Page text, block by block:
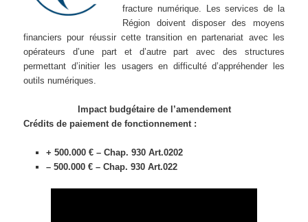
fracture numérique. Les services de la
Région doivent disposer des moyens
financiers pour réussir cette transition en partenariat avec les
opérateurs d’une part et d’autre part avec des structures
permettant d’initier les usagers en difficulté d’appréhender les
outils numériques.
Impact budgétaire de l’amendement
Crédits de paiement de fonctionnement :
+ 500.000 € – Chap. 930 Art.0202
– 500.000 € – Chap. 930 Art.022